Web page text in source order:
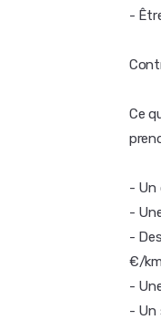
-
Ce
- Un
-
-
€/
-
- Un